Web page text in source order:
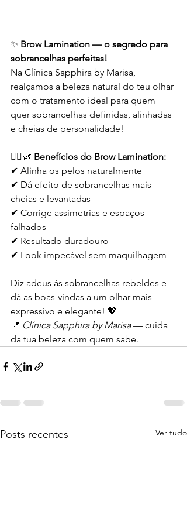
✨ Brow Lamination — o segredo para
sobrancelhas perfeitas!
Na Clínica Sapphira by Marisa,
realçamos a beleza natural do teu olhar
com o tratamento ideal para quem
quer sobrancelhas definidas, alinhadas
e cheias de personalidade!
💁‍♀️🌿 Benefícios do Brow Lamination:
✔ Alinha os pelos naturalmente
✔ Dá efeito de sobrancelhas mais
cheias e levantadas
✔ Corrige assimetrias e espaços
falhados
✔ Resultado duradouro
✔ Look impecável sem maquilhagem
Diz adeus às sobrancelhas rebeldes e
dá as boas-vindas a um olhar mais
expressivo e elegante! 💖
📍 Clínica Sapphira by Marisa — cuida
da tua beleza com quem sabe.
Posts recentes Ver tudo